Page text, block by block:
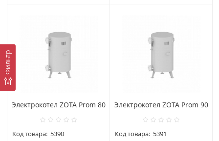
Фильтр
Электрокотел ZOTA Prom 80
Код товара: 5390
Электрокотел ZOTA Prom 90
Код товара: 5391